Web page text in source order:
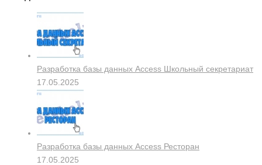
Разработка базы данных Access Школьный секретариат
17.05.2025
Разработка базы данных Access Ресторан
17.05.2025